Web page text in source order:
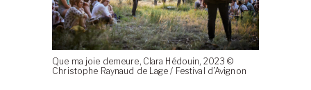
Que ma joie demeure, Clara Hédouin, 2023 ©
Christophe Raynaud de Lage / Festival d’Avignon